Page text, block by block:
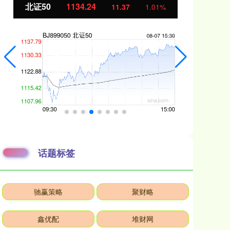
北证50 1134.24 11.37 1.01%
话题标签
驰赢策略 聚财略
鑫优配 堆财网